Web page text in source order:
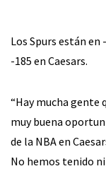
Los Spurs están en
-185 en Caesars.
“Hay mucha gente
muy buena
de la NBA en
No hemos tenido